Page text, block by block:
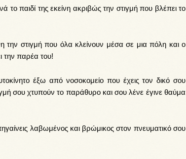
το παιδί της εκείνη ακριβώς την στιγμή που βλέπει το
την στιγμή που όλα κλείνουν μέσα σε μια πόλη και ο
την παρέα του!
έξω από νοσοκομείο που έχεις τον δικό σου
σου χτυπούν το παράθυρο και σου λένε έγινε θαύμα
λαβωμένος και βρώμικος στον πνευματικό σου